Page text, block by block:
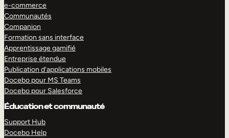
e-commerce
Communautés
Companion
Formation sans interface
Apprentissage gamifié
Entreprise étendue
Publication d’applications mobiles
Docebo pour MS Teams
Docebo pour Salesforce
Éducation et communauté
Support Hub
Docebo Help